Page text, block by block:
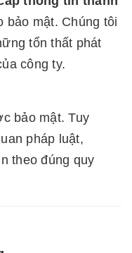
bảo mật. Chúng tôi
tổn thất phát
công ty.
bảo mật. Tuy
pháp luật,
theo đúng quy